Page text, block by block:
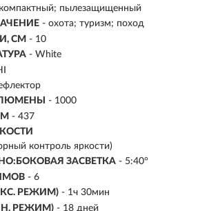
пылезащищенный
- охота; туризм; поход
СМ - 10
- White
- 1000
- 437
контроль яркости)
ЗАСВЕТКА - 5:40°
- 6
РЕЖИМ) - 1ч 30мин
РЕЖИМ) - 18 дней